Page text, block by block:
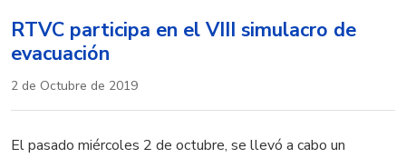
RTVC participa en el VIII simulacro de
evacuación
2 de Octubre de 2019
El pasado miércoles 2 de octubre, se llevó a cabo un